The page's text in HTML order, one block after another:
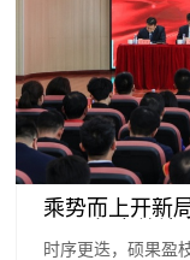
乘势而上开新
时序更迭，硕果盈